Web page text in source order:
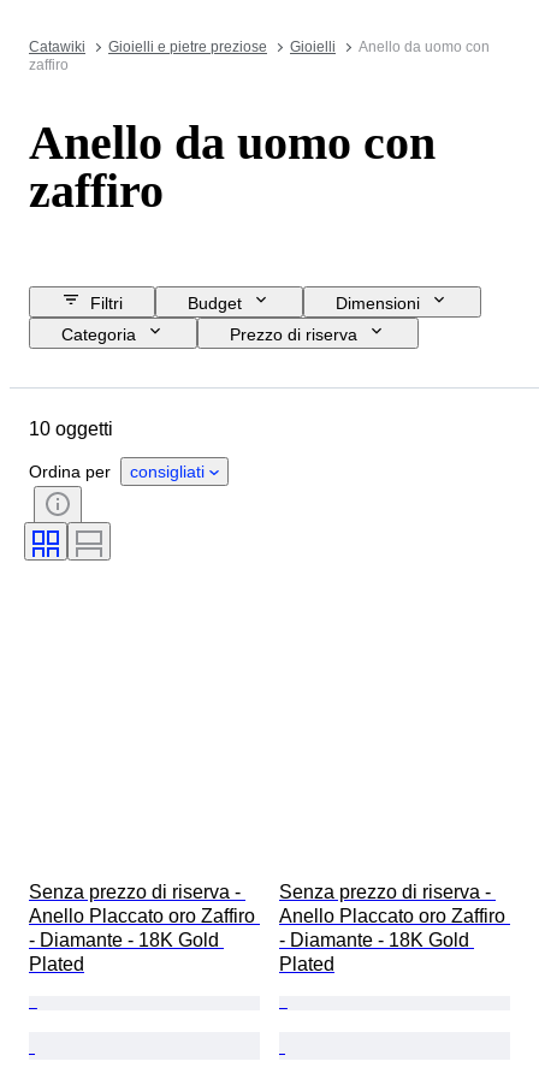
Catawiki Gioielli e pietre preziose Gioielli
Anello da uomo con
zaffiro
Anello da uomo con
zaffiro
Filtri Budget
Dimensioni
Categoria
Prezzo di riserva
Materiale
Condizioni
Certificato
Taglio
Gamma di colore
10 oggetti
Ordina per consigliati
Senza prezzo di riserva -
Anello Placcato oro Zaffiro
- Diamante - 18K Gold
Plated
Senza prezzo di riserva -
Anello Placcato oro Zaffiro
- Diamante - 18K Gold
Plated